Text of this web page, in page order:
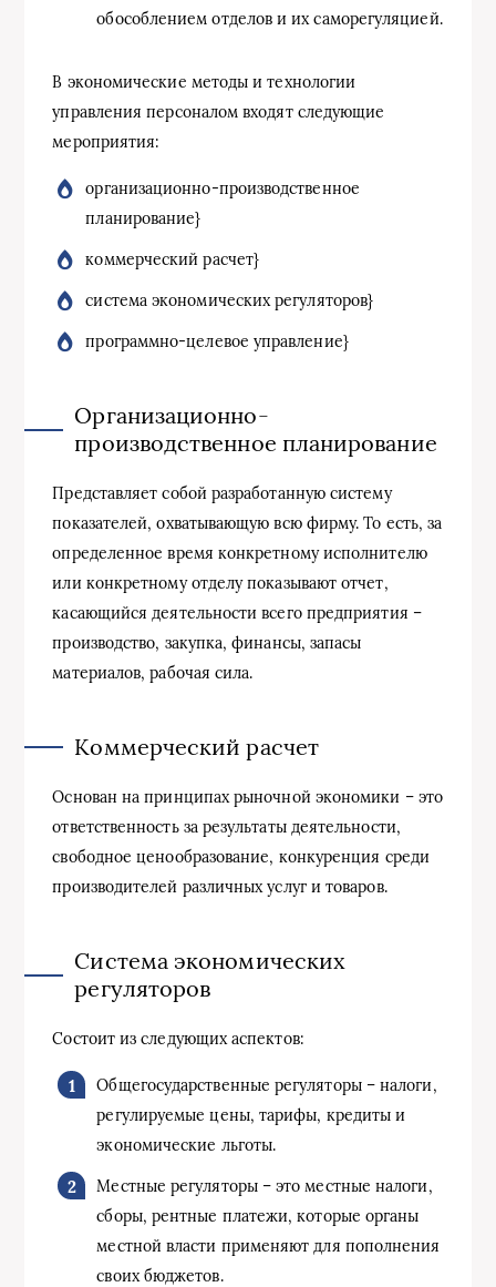
обособлением отделов и их саморегуляцией.
В экономические методы и технологии
управления персоналом входят следующие
мероприятия:
организационно-производственное
планирование}
коммерческий расчет}
система экономических регуляторов}
программно-целевое управление}
Организационно-
производственное планирование
Представляет собой разработанную систему
показателей, охватывающую всю фирму. То есть, за
определенное время конкретному исполнителю
или конкретному отделу показывают отчет,
касающийся деятельности всего предприятия –
производство, закупка, финансы, запасы
материалов, рабочая сила.
Коммерческий расчет
Основан на принципах рыночной экономики – это
ответственность за результаты деятельности,
свободное ценообразование, конкуренция среди
производителей различных услуг и товаров.
Система экономических
регуляторов
Состоит из следующих аспектов:
Общегосударственные регуляторы – налоги,
регулируемые цены, тарифы, кредиты и
экономические льготы.
Местные регуляторы – это местные налоги,
сборы, рентные платежи, которые органы
местной власти применяют для пополнения
своих бюджетов.